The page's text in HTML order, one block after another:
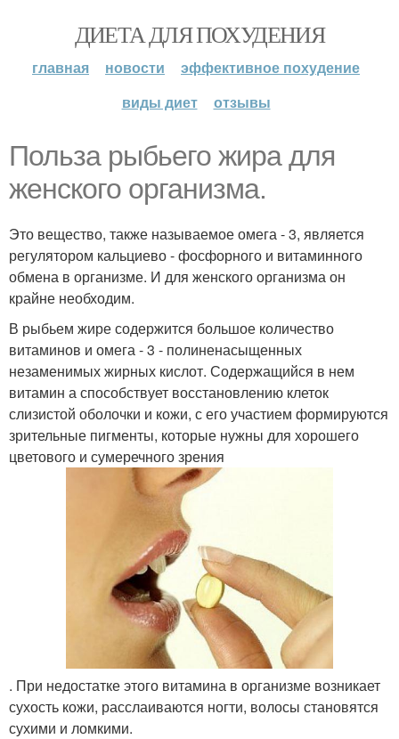
ДИЕТА ДЛЯ ПОХУДЕНИЯ
главная новости
эффективное похудение
виды диет
отзывы
Польза рыбьего жира для
женского организма.
Это вещество, также называемое омега - 3, является
регулятором кальциево - фосфорного и витаминного
обмена в организме. И для женского организма он
крайне необходим.
В рыбьем жире содержится большое количество
витаминов и омега - 3 - полиненасыщенных
незаменимых жирных кислот. Содержащийся в нем
витамин а способствует восстановлению клеток
слизистой оболочки и кожи, с его участием формируются
зрительные пигменты, которые нужны для хорошего
цветового и сумеречного зрения
. При недостатке этого витамина в организме возникает
сухость кожи, расслаиваются ногти, волосы становятся
сухими и ломкими.